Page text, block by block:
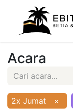
Acara
2x Jumat ×